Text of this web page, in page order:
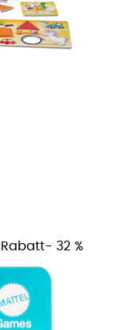
Rabatt- 32 %